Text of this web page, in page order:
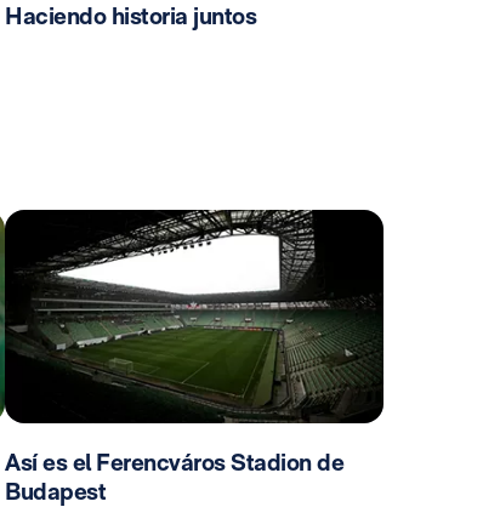
Haciendo historia juntos
Así es el Ferencváros Stadion de
Budapest